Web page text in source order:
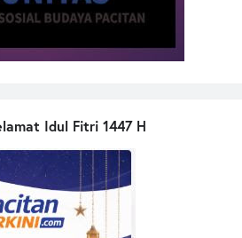
Idul Fitri 1447 H